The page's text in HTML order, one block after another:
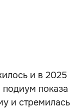
и в 2025
показа
и стремилась